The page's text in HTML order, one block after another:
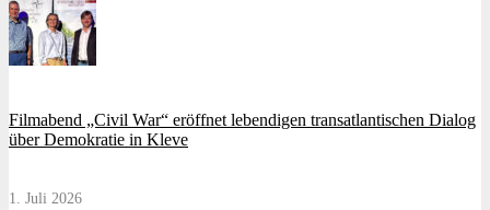
Filmabend „Civil War“ eröffnet lebendigen transatlantischen Dialog
über Demokratie in Kleve
1. Juli 2026